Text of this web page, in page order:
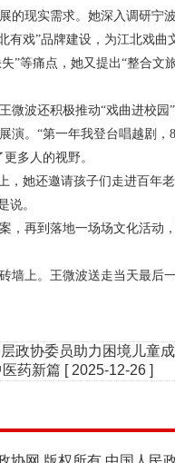
的现实需求。她深入调研宁
戏”品牌建设，为江北戏曲
”等痛点，她又提出“整合文
微波还积极推动“戏曲进校园
演。 “第一年我登台唱越剧， 8
多人的视野。
，她还邀请孩子们走进百年
说。
，再到落地一场场文化活
墙上。王微波送走当天最后
政协委员助力困境儿童
药新篇 [ 2025-12-26 ]